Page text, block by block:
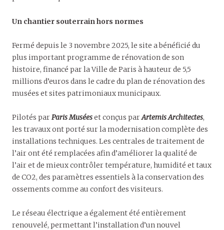
Un chantier souterrain hors normes
Fermé depuis le 3 novembre 2025, le site a bénéficié du
plus important programme de rénovation de son
histoire, financé par la Ville de Paris à hauteur de 5,5
millions d’euros dans le cadre du plan de rénovation des
musées et sites patrimoniaux municipaux.
Pilotés par Paris Muséeset conçus parArtemis Architectes,
les travaux ont porté sur la modernisation complète des
installations techniques. Les centrales de traitement de
l’air ont été remplacées afin d’améliorer la qualité de
l’air et de mieux contrôler température, humidité et taux
de CO2, des paramètres essentiels à la conservation des
ossements comme au confort des visiteurs.
Le réseau électrique a également été entièrement
renouvelé, permettant l’installation d’un nouvel